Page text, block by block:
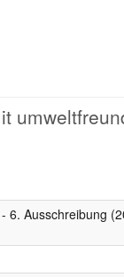
6. Ausschreibung